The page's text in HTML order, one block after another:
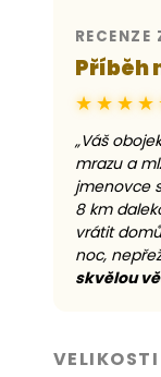
Příběh
„Váš
mrazu a
jmenovce
8 km
vrátit
noc,
skvělou